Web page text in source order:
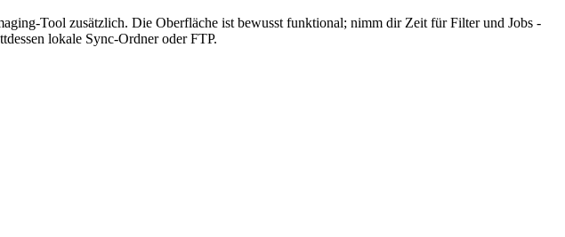
Tool zusätzlich. Die Oberfläche ist bewusst funktional; nimm dir Zeit für Filter und Jobs -
lokale Sync-Ordner oder FTP.